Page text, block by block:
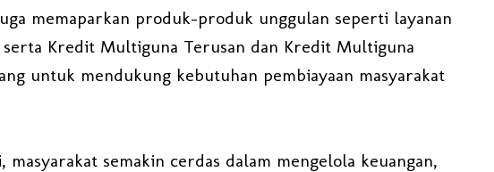
memaparkan produk-produk unggulan seperti layanan
serta Kredit Multiguna Terusan dan Kredit Multiguna
untuk mendukung kebutuhan pembiayaan masyarakat
masyarakat semakin cerdas dalam mengelola keuangan,